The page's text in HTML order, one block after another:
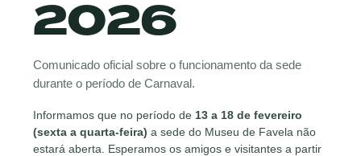
2026
Comunicado oficial sobre o funcionamento da sede
durante o período de Carnaval.
Informamos que no período de 13 a 18 de fevereiro
(sexta a quarta-feira) a sede do Museu de Favela não
estará aberta. Esperamos os amigos e visitantes a partir